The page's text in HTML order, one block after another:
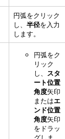
円弧をクリック
し、 半径を入力
します。
円弧をク
リック
し、 スタ
ート位置
角度矢印
またはエ
ンド位置
角度矢印
をドラッ